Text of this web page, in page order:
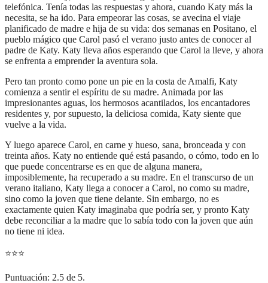
telefónica. Tenía todas las respuestas y ahora, cuando Katy más la
necesita, se ha ido. Para empeorar las cosas, se avecina el viaje
planificado de madre e hija de su vida: dos semanas en Positano, el
pueblo mágico que Carol pasó el verano justo antes de conocer al
padre de Katy. Katy lleva años esperando que Carol la lleve, y ahora
se enfrenta a emprender la aventura sola.
Pero tan pronto como pone un pie en la costa de Amalfi, Katy
comienza a sentir el espíritu de su madre. Animada por las
impresionantes aguas, los hermosos acantilados, los encantadores
residentes y, por supuesto, la deliciosa comida, Katy siente que
vuelve a la vida.
Y luego aparece Carol, en carne y hueso, sana, bronceada y con
treinta años. Katy no entiende qué está pasando, o cómo, todo en lo
que puede concentrarse es en que de alguna manera,
imposiblemente, ha recuperado a su madre. En el transcurso de un
verano italiano, Katy llega a conocer a Carol, no como su madre,
sino como la joven que tiene delante. Sin embargo, no es
exactamente quien Katy imaginaba que podría ser, y pronto Katy
debe reconciliar a la madre que lo sabía todo con la joven que aún
no tiene ni idea.
⭐⭐⭐
Puntuación: 2.5 de 5.